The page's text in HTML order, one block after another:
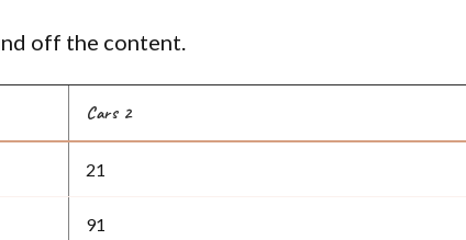
off the content.
Cars 2
21
91